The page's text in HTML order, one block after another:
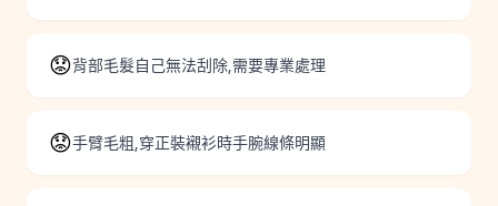
😟背部毛髮自己無法刮除,需要專業處理
😟手臂毛粗,穿正裝襯衫時手腕線條明顯